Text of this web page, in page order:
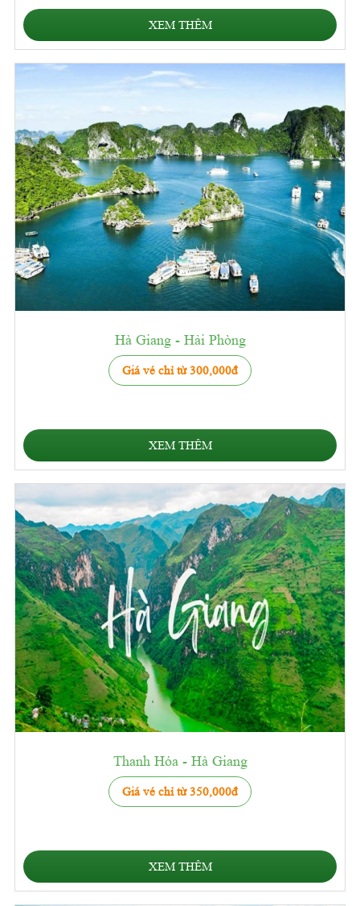
XEM THÊM
Hà Giang - Hải Phòng
Giá vé chỉ từ 300,000đ
XEM THÊM
Thanh Hóa - Hà Giang
Giá vé chỉ từ 350,000đ
XEM THÊM